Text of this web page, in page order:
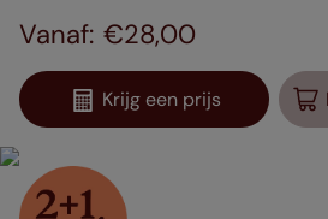
€28,00
Krijg een prijs